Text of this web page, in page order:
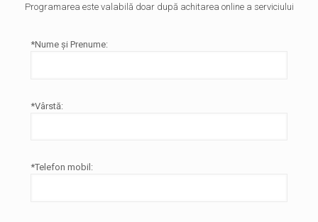
Programarea este valabilă doar după achitarea online a serviciului
*Nume și Prenume:
*Vârstă:
*Telefon mobil: